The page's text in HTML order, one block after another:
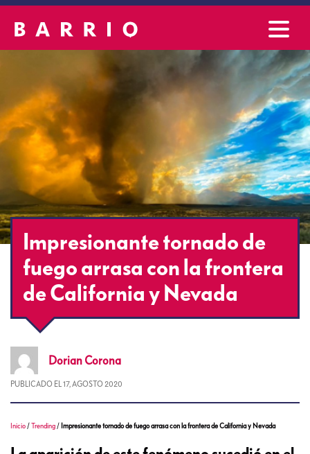
Impresionante tornado de
fuego arrasa con la frontera
de California y Nevada
Dorian Corona
PUBLICADO EL 17, AGOSTO 2020
Inicio /Trending / Impresionante tornado de fuego arrasa con la frontera de California y Nevada